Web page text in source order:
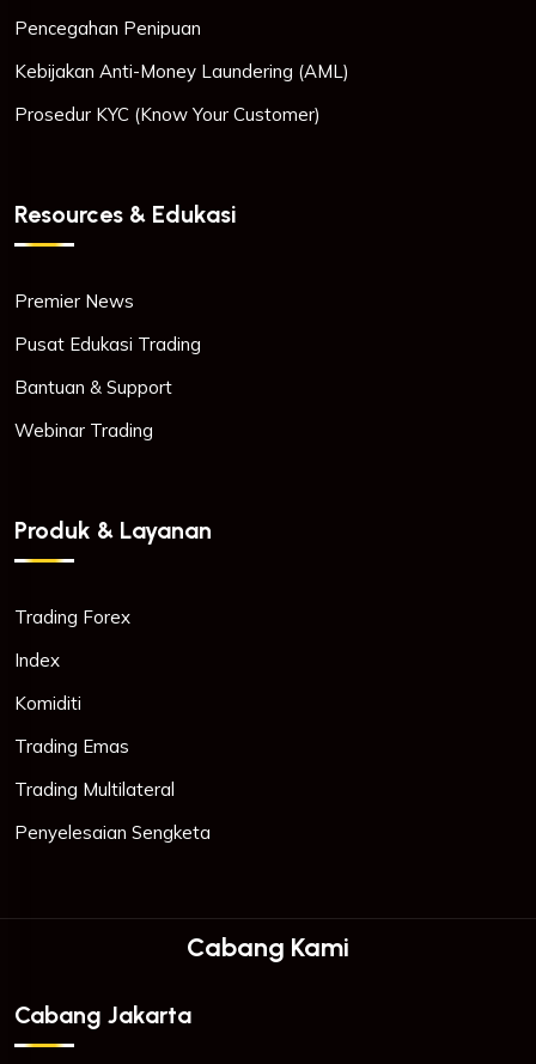
Pencegahan Penipuan
Kebijakan Anti-Money Laundering (AML)
Prosedur KYC (Know Your Customer)
Resources & Edukasi
Premier News
Pusat Edukasi Trading
Bantuan & Support
Webinar Trading
Produk & Layanan
Trading Forex
Index
Komiditi
Trading Emas
Trading Multilateral
Penyelesaian Sengketa
Cabang Kami
Cabang Jakarta